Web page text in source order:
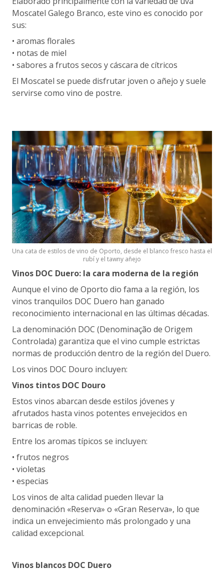
Moscatel Galego Branco, este vino es conocido por
sus:
• aromas florales
• notas de miel
• sabores a frutos secos y cáscara de cítricos
El Moscatel se puede disfrutar joven o añejo y suele
servirse como vino de postre.
Una cata de estilos de vino de Oporto, desde el blanco fresco hasta el
rubí y el tawny añejo
Vinos DOC Duero: la cara moderna de la región
Aunque el vino de Oporto dio fama a la región, los
vinos tranquilos DOC Duero han ganado
reconocimiento internacional en las últimas décadas.
La denominación DOC (Denominação de Origem
Controlada) garantiza que el vino cumple estrictas
normas de producción dentro de la región del Duero.
Los vinos DOC Douro incluyen:
Vinos tintos DOC Douro
Estos vinos abarcan desde estilos jóvenes y
afrutados hasta vinos potentes envejecidos en
barricas de roble.
Entre los aromas típicos se incluyen:
• frutos negros
• violetas
• especias
Los vinos de alta calidad pueden llevar la
denominación «Reserva» o «Gran Reserva», lo que
indica un envejecimiento más prolongado y una
calidad excepcional.
Vinos blancos DOC Duero